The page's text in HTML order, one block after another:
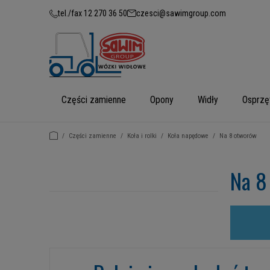
tel./fax 12 270 36 50 czesci@sawimgroup.com
Części zamienne Opony Widły
/ Części zamienne / Koła i rolki / Koła napędowe / Na 8 otworów
Na